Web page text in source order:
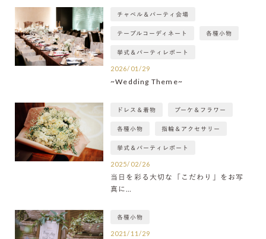
チャペル＆パーティ会場
テーブルコーディネート 各種小物
挙式＆パーティレポート
2026/01/29
~Wedding Theme~
ドレス＆着物 ブーケ＆フラワー
各種小物 指輪＆アクセサリー
挙式＆パーティレポート
2025/02/26
当日を彩る大切な「こだわり」をお写
真に…
各種小物
2021/11/29